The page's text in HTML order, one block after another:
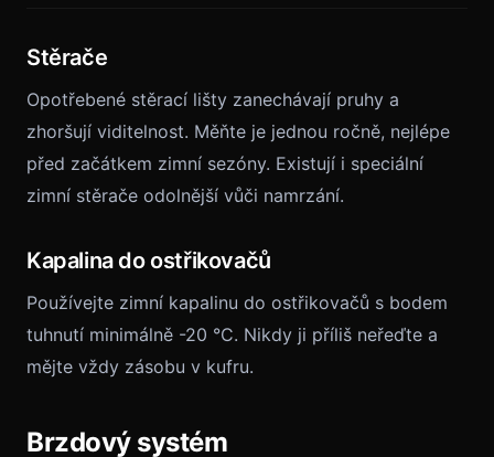
Stěrače
Opotřebené stěrací lišty zanechávají pruhy a
zhoršují viditelnost. Měňte je jednou ročně, nejlépe
před začátkem zimní sezóny. Existují i speciální
zimní stěrače odolnější vůči namrzání.
Kapalina do ostřikovačů
Používejte zimní kapalinu do ostřikovačů s bodem
tuhnutí minimálně -20 °C. Nikdy ji příliš neřeďte a
mějte vždy zásobu v kufru.
Brzdový systém